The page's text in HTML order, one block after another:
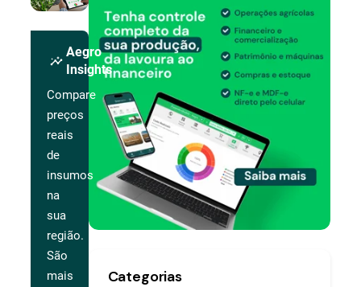
insights
Aegro
Insights
Compare
preços
reais
de
insumos
na
sua
região.
São
mais
Categorias